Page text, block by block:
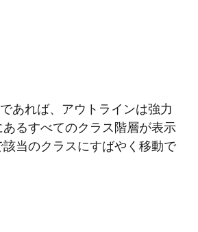
あれば、アウトラインは強力
るすべてのクラス階層が表示
当のクラスにすばやく移動で